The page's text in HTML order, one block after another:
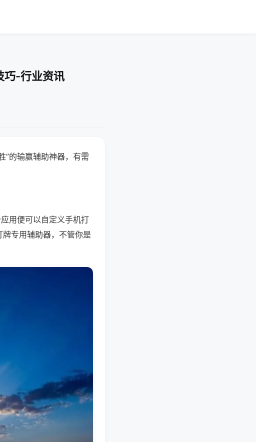
巧-行业资讯
”的输赢辅助神器，有需
用便可以自定义手机打
专用辅助器，不管你是